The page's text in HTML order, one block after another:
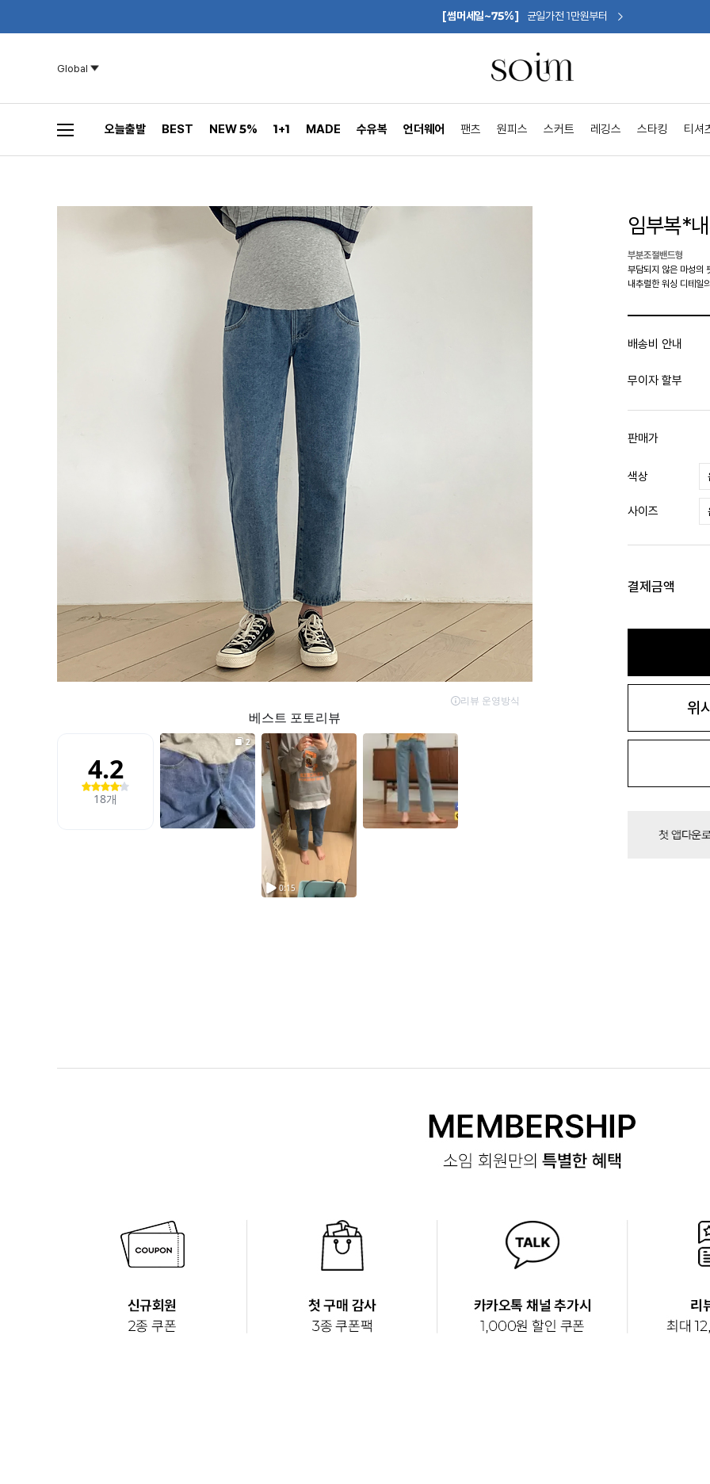
[썸머세일~75%] 균일가전 1만원부터
Global
오늘출발 BEST NEW 5% 1+1 MADE 수유복 언더웨어 팬츠 원피스 스커트 레깅스 스타킹 티셔
임부복*
부분조절밴드형
부담되지 않은 마성의
내추럴한 워싱 디테일
배송비 안내
무이자 할부
판매가
색상
사이즈
결제금액
위